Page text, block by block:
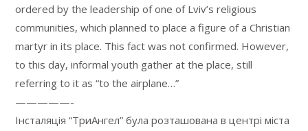
ordered by the leadership of one of Lviv’s religious
communities, which planned to place a figure of a Christian
martyr in its place. This fact was not confirmed. However,
to this day, informal youth gather at the place, still
referring to it as “to the airplane…”
—————-
Інсталяція “ТриАнгел” була розташована в центрі міста